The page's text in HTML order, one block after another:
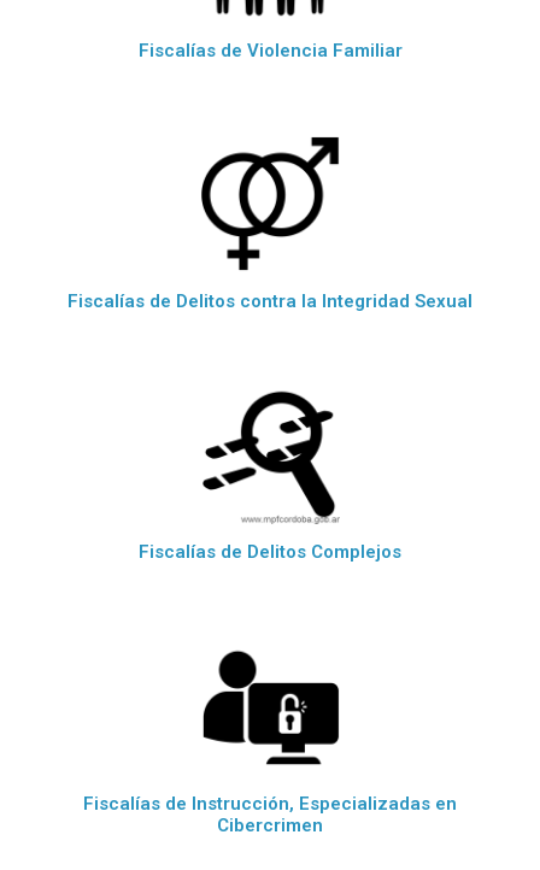
Fiscalías de Violencia Familiar
Fiscalías de Delitos contra la Integridad Sexual
Fiscalías de Delitos Complejos
Fiscalías de Instrucción, Especializadas en
Cibercrimen